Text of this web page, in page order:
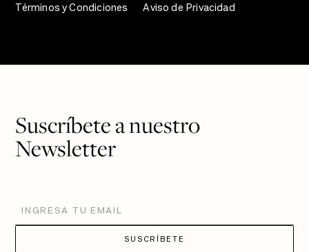
Términos y Condiciones
Aviso de Privacidad
Suscríbete a nuestro
Newsletter